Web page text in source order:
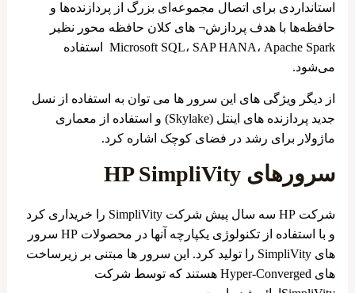
استانداردی برای اتصال مجموعه‌ای بزرگ از پردازنده‌ها و
حافظه‌ها با هدف پردازش¬ های کلان حافظه محور نظیر
Microsoft SQL، SAP HANA، Apache Spark استفاده
می‌شود.
از دیگر ویژگی های این سرور ها می توان به استفاده از نسل
جدید پردازنده های اینتل (Skylake) و استفاده از معماری
ماژولار برای رشد در فضای کوچک اشاره کرد.
سرورهای HP SimpliVity
شرکت HP سه سال پیش شرکت SimpliVity را خریداری کرد
و با استفاده از تکنولوژی یکپارچه آنها در محصولات HP سرور
های SimpliVity را تولید کرد. این سرور ها مبتنی بر زیرساخت
های Hyper-Converged هستند که توسط شرکت